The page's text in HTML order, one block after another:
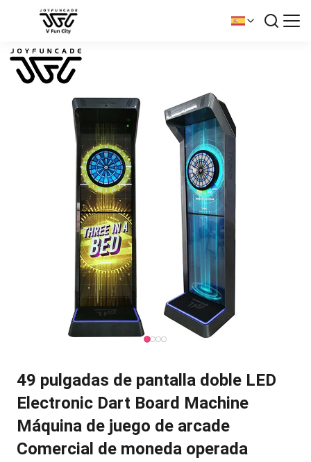
49 pulgadas de pantalla doble LED
Electronic Dart Board Machine
Máquina de juego de arcade
Comercial de moneda operada